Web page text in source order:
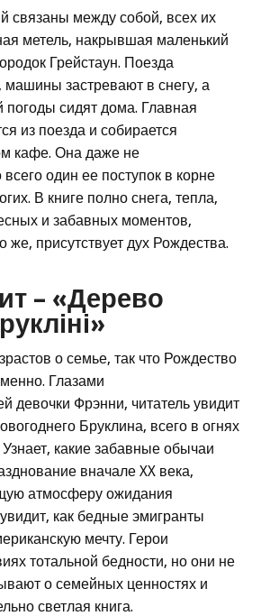
связаны между собой, всех их
метель, накрывшая маленький
Грейстаун. Поезда
машины застревают в снегу, а
погоды сидят дома. Главная
из поезда и собирается
кафе. Она даже не
один ее поступок в корне
В книге полно снега, тепла,
и забавных моментов,
же, присутствует дух Рождества.
– «Дерево
о семье, так что Рождество
Глазами
девочки Фрэнни, читатель увидит
Бруклина, всего в огнях
какие забавные обычаи
вначале XX века,
атмосферу ожидания
как бедные эмигранты
мечту. Герои
тотальной бедности, но они не
о семейных ценностях и
светлая книга.